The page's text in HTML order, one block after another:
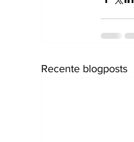
Recente blogposts